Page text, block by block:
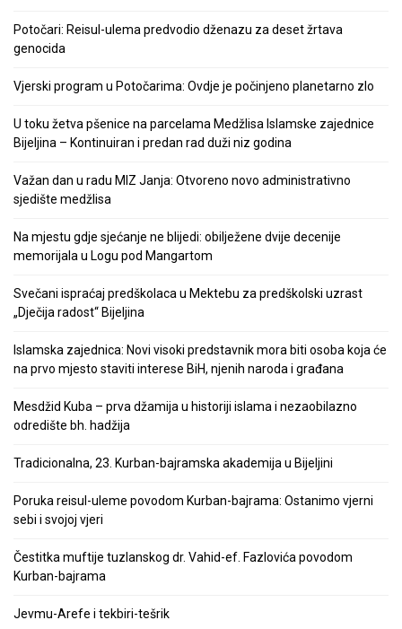
Potočari: Reisul-ulema predvodio dženazu za deset žrtava
genocida
Vjerski program u Potočarima: Ovdje je počinjeno planetarno zlo
U toku žetva pšenice na parcelama Medžlisa Islamske zajednice
Bijeljina – Kontinuiran i predan rad duži niz godina
Važan dan u radu MIZ Janja: Otvoreno novo administrativno
sjedište medžlisa
Na mjestu gdje sjećanje ne blijedi: obilježene dvije decenije
memorijala u Logu pod Mangartom
Svečani ispraćaj predškolaca u Mektebu za predškolski uzrast
„Dječija radost“ Bijeljina
Islamska zajednica: Novi visoki predstavnik mora biti osoba koja će
na prvo mjesto staviti interese BiH, njenih naroda i građana
Mesdžid Kuba – prva džamija u historiji islama i nezaobilazno
odredište bh. hadžija
Tradicionalna, 23. Kurban-bajramska akademija u Bijeljini
Poruka reisul-uleme povodom Kurban-bajrama: Ostanimo vjerni
sebi i svojoj vjeri
Čestitka muftije tuzlanskog dr. Vahid-ef. Fazlovića povodom
Kurban-bajrama
Jevmu-Arefe i tekbiri-tešrik